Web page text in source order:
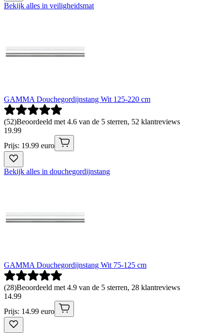
Bekijk alles in veiligheidsmat
GAMMA Douchegordijnstang Wit 125-220 cm
(52)Beoordeeld met 4.6 van de 5 sterren, 52 klantreviews
19.99
Prijs: 19.99 euro
Bekijk alles in douchegordijnstang
GAMMA Douchegordijnstang Wit 75-125 cm
(28)Beoordeeld met 4.9 van de 5 sterren, 28 klantreviews
14.99
Prijs: 14.99 euro